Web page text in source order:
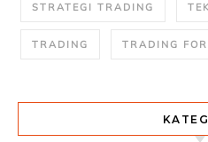
STRATEGI TRADING
TRADING TRADING